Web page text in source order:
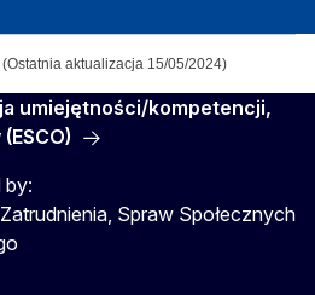
aktualizacja 15/05/2024)
umiejętności/kompetencji,
by:
Spraw Społecznych